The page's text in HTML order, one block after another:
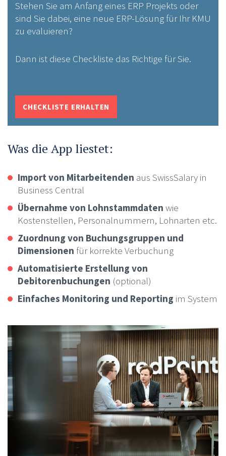
Stehen Sie am Anfang eines ERP Projekts oder
sind Sie dabei, eine neue ERP-Lösung für Ihr KMU
zu evaluieren?
Dann ist diese Checkliste das Richtige für Sie.
CHECKLISTE ERHALTEN
Was die App liestet:
Import von Mitarbeitenden aus SwissSalary in
Business Central
Übernahme von Lohnstammdaten wie
Kostenstellen, Personalnummern, Lohnarten etc.
Zuordnung von Buchungsgruppen und
Dimensionen für korrekte Verbuchung
Automatisierte Erstellung von
Debitorenbuchungen (optional)
Einfaches Monitoring und Reporting im System